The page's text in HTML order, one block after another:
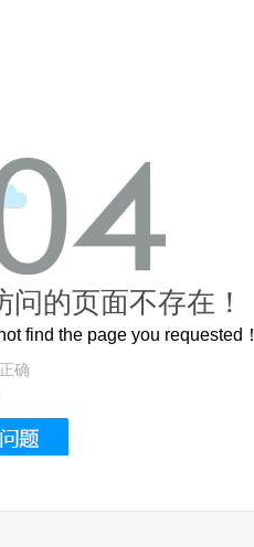
问的页面不存在！
find the page you requested！
确